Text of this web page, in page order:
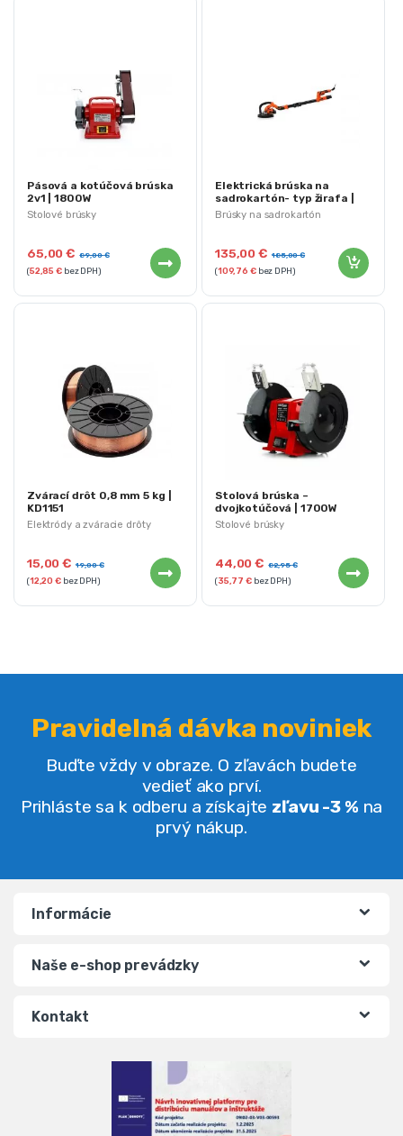
Stolové brúsky
Pásová a kotúčová brúska
2v1 | 1800W
65,00€ 89,00€
(52,85€bez DPH)
Brúsky na sadrokartón
Elektrická brúska na
sadrokartón- typ žirafa |
710 W
135,00€ 185,00€
(109,76 €bez DPH)
Elektródy a zváracie drôty
Zvárací drôt 0,8 mm 5 kg |
KD1151
15,00€ 19,00€
(12,20€bez DPH)
Stolové brúsky
Stolová brúska –
dvojkotúčová | 1700W
44,00€ 82,95€
(35,77€bez DPH)
Pravidelná dávka noviniek
Buďte vždy v obraze. O zľavách budete
vedieť ako prví.
Prihláste sa k odberu a získajte zľavu -3 % na
prvý nákup.
Informácie
Naše e-shop prevádzky
Kontakt